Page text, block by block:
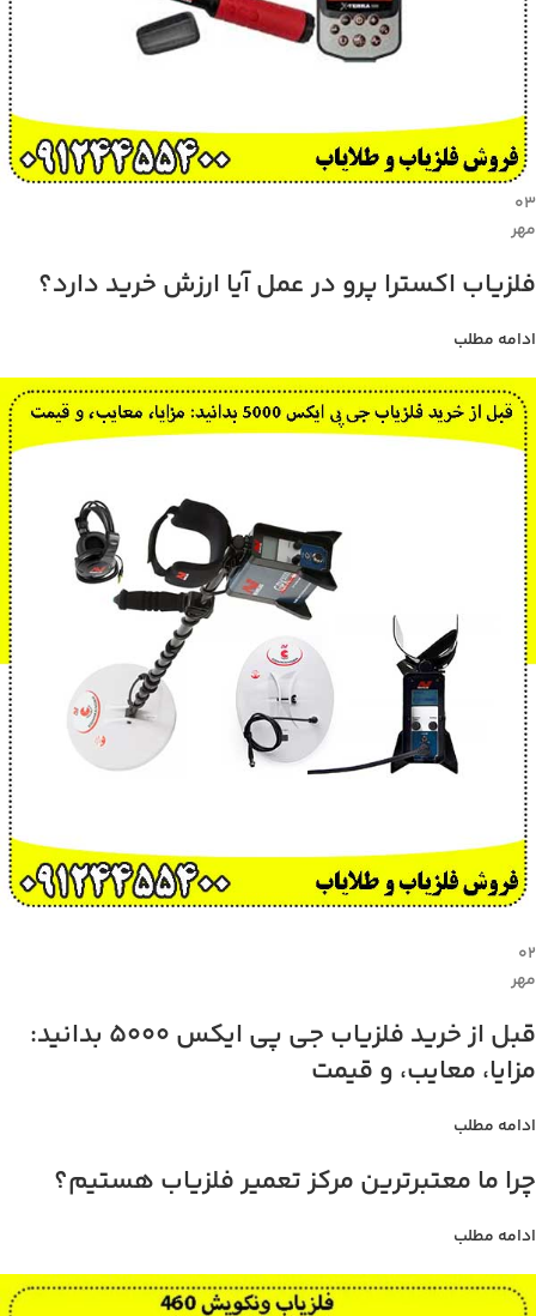
۰۳
مهر
فلزیاب اکسترا پرو در عمل آیا ارزش خرید دارد؟
ادامه مطلب
۰۲
مهر
قبل از خرید فلزیاب جی پی ایکس 5000 بدانید:
مزایا، معایب، و قیمت
ادامه مطلب
چرا ما معتبرترین مرکز تعمیر فلزیاب هستیم؟
ادامه مطلب